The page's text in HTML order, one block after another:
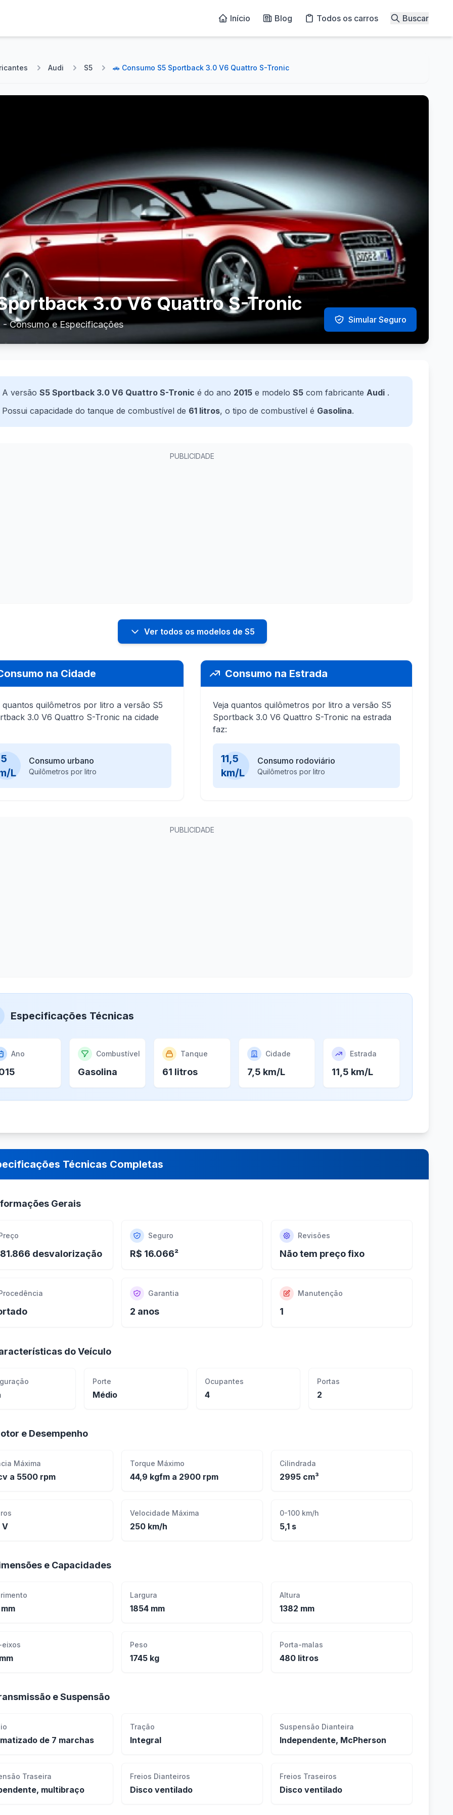
Início Blog Todos os carros Buscar
Audi S5 🚗 Consumo S5 Sportback 3.0 V6 Quattro S-Tronic
3.0 V6 Quattro S-Tronic
- Consumo e Especificações Simular Seguro
A versão S5 Sportback 3.0 V6 Quattro S-Tronic é do ano 2015 e modelo S5 com fabricante Audi .
Possui capacidade do tanque de combustível de 61 litros, o tipo de combustível é Gasolina.
PUBLICIDADE
Ver todos os modelos de S5
na Cidade
quantos quilômetros por litro a versão S5
3.0 V6 Quattro S-Tronic na cidade
L
Consumo urbano
Quilômetros por litro
Consumo na Estrada
Veja quantos quilômetros por litro a versão S5
Sportback 3.0 V6 Quattro S-Tronic na estrada
faz:
11,5
km/L
Consumo rodoviário
Quilômetros por litro
PUBLICIDADE
Especificações Técnicas
Ano Combustível
Gasolina
Tanque
61 litros
Cidade
7,5 km/L
Estrada
11,5 km/L
Técnicas Completas
Gerais
desvalorização
Seguro
R$ 16.066²
Revisões
Não tem preço fixo
Garantia
2 anos
Manutenção
1
do Veículo
Porte
Médio
Ocupantes
4
Portas
2
e Desempenho
Máxima
a 5500 rpm
Torque Máximo
44,9 kgfm a 2900 rpm
Cilindrada
2995 cm³
V
Velocidade Máxima
250 km/h
0-100 km/h
5,1 s
e Capacidades
Largura
1854 mm
Altura
1382 mm
eixos Peso
1745 kg
Porta-malas
480 litros
e Suspensão
de 7 marchas
Tração
Integral
Suspensão Dianteira
Independente, McPherson
Traseira
multibraço
Freios Dianteiros
Disco ventilado
Freios Traseiros
Disco ventilado